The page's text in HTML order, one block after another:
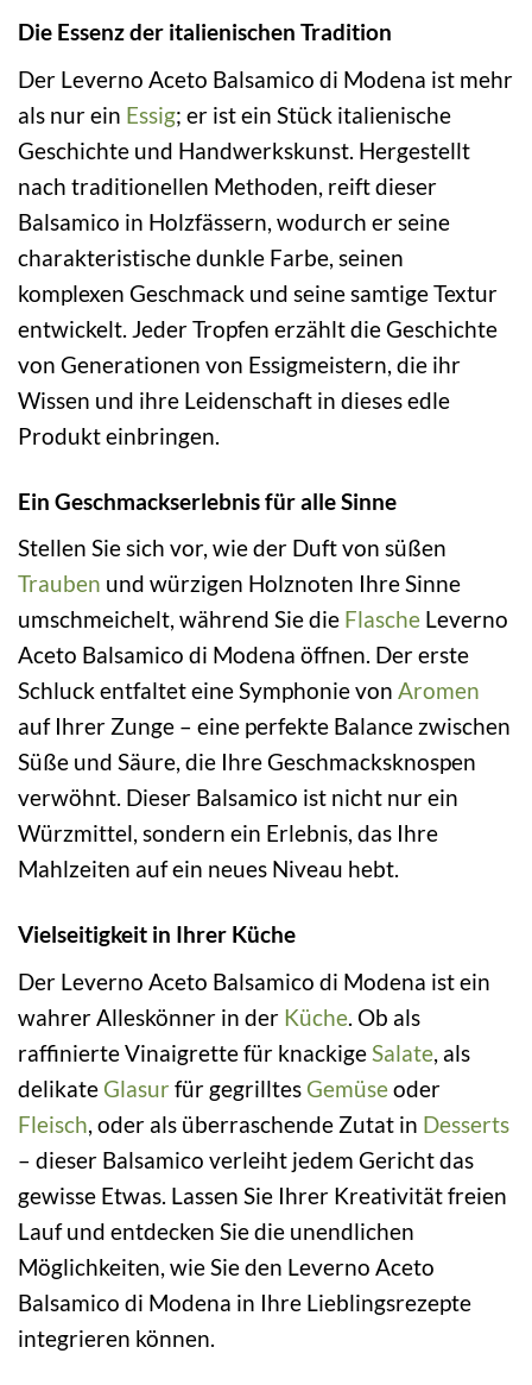
Die Essenz der italienischen Tradition
Der Leverno Aceto Balsamico di Modena ist mehr
als nur ein Essig; er ist ein Stück italienische
Geschichte und Handwerkskunst. Hergestellt
nach traditionellen Methoden, reift dieser
Balsamico in Holzfässern, wodurch er seine
charakteristische dunkle Farbe, seinen
komplexen Geschmack und seine samtige Textur
entwickelt. Jeder Tropfen erzählt die Geschichte
von Generationen von Essigmeistern, die ihr
Wissen und ihre Leidenschaft in dieses edle
Produkt einbringen.
Ein Geschmackserlebnis für alle Sinne
Stellen Sie sich vor, wie der Duft von süßen
Trauben und würzigen Holznoten Ihre Sinne
umschmeichelt, während Sie die Flasche Leverno
Aceto Balsamico di Modena öffnen. Der erste
Schluck entfaltet eine Symphonie von Aromen
auf Ihrer Zunge – eine perfekte Balance zwischen
Süße und Säure, die Ihre Geschmacksknospen
verwöhnt. Dieser Balsamico ist nicht nur ein
Würzmittel, sondern ein Erlebnis, das Ihre
Mahlzeiten auf ein neues Niveau hebt.
Vielseitigkeit in Ihrer Küche
Der Leverno Aceto Balsamico di Modena ist ein
wahrer Alleskönner in der Küche. Ob als
raffinierte Vinaigrette für knackigeSalate, als
delikate Glasur für gegrilltes Gemüseoder
Fleisch, oder als überraschende Zutat in Desserts
– dieser Balsamico verleiht jedem Gericht das
gewisse Etwas. Lassen Sie Ihrer Kreativität freien
Lauf und entdecken Sie die unendlichen
Möglichkeiten, wie Sie den Leverno Aceto
Balsamico di Modena in Ihre Lieblingsrezepte
integrieren können.